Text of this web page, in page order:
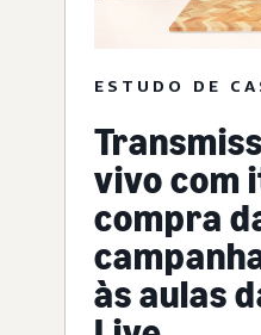
ESTUDO DE
vivo com
compra
às aulas